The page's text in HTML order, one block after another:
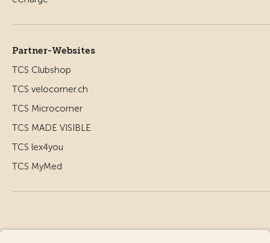
Partner-Websites
TCS Clubshop
TCS velocorner.ch
TCS Microcorner
TCS MADE VISIBLE
TCS lex4you
TCS MyMed